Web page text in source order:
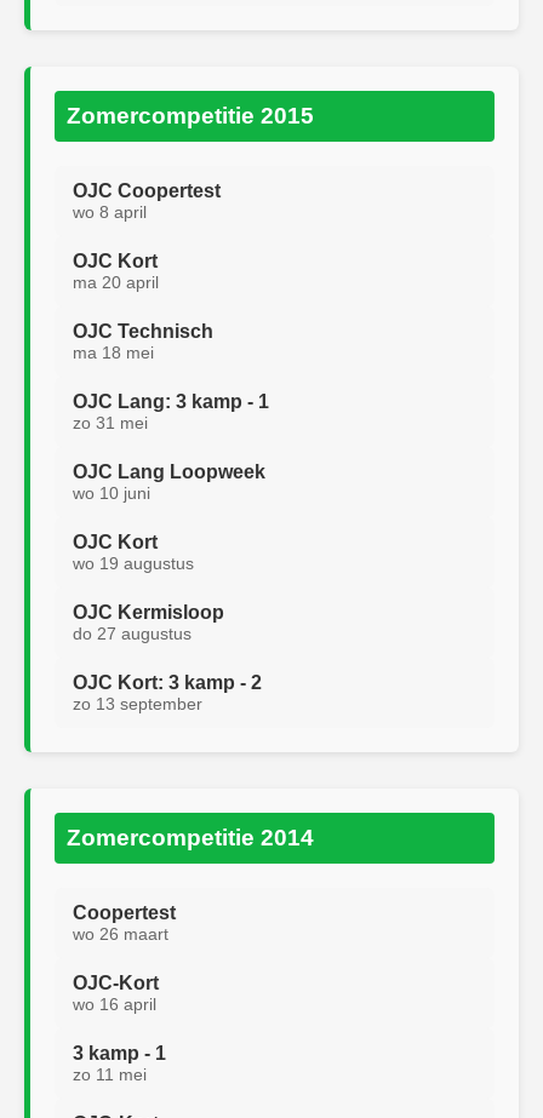
Zomercompetitie 2015
OJC Coopertest
wo 8 april
OJC Kort
ma 20 april
OJC Technisch
ma 18 mei
OJC Lang: 3 kamp - 1
zo 31 mei
OJC Lang Loopweek
wo 10 juni
OJC Kort
wo 19 augustus
OJC Kermisloop
do 27 augustus
OJC Kort: 3 kamp - 2
zo 13 september
Zomercompetitie 2014
Coopertest
wo 26 maart
OJC-Kort
wo 16 april
3 kamp - 1
zo 11 mei